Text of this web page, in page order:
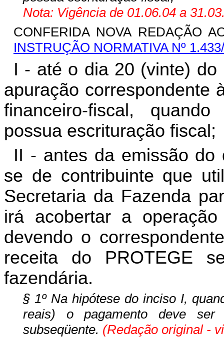
Nota: Vigência de 01.06.04 a
CONFERIDA NOVA REDAÇÃO
INSTRUÇÃO NORMATIVA Nº
I - até o dia 20 (vinte)
apuração correspondente
financeiro-fiscal,
possua escrituração fiscal;
II - antes da emissão do
se de contribuinte que
Secretaria da Fazenda
irá acobertar a
devendo o
receita do PROTEGE
fazendária.
§ 1º Na hipótese do inciso I,
reais) o pagamento deve ser
subseqüente. (Redação original -